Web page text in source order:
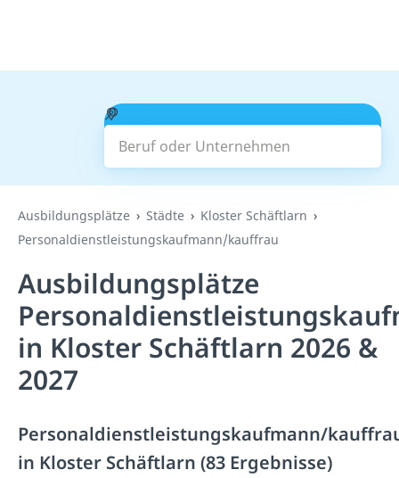
Beruf oder Unternehmen
Suchen
Ausbildungsplätze Städte
Kloster Schäftlarn
Personaldienstleistungskaufmann/kauffrau
Ausbildungsplätze
in Kloster Schäftlarn 2026 &
2027
Personaldienstleistungskaufmann/
in Kloster Schäftlarn (83 Ergebnisse)